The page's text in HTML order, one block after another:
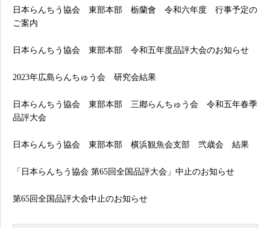
日本らんちう協会 東部本部 栃蘭會 令和六年度 行事予定の
ご案内
日本らんちう協会 東部本部 令和五年度品評大会のお知らせ
2023年広島らんちゅう会 研究会結果
日本らんちう協会 東部本部 三鄕らんちゅう会 令和五年春季
品評大会
日本らんちう協会 東部本部 横浜観魚会支部 弐歳会 結果
「日本らんちう協会 第65回全国品評大会」中止のお知らせ
第65回全国品評大会中止のお知らせ